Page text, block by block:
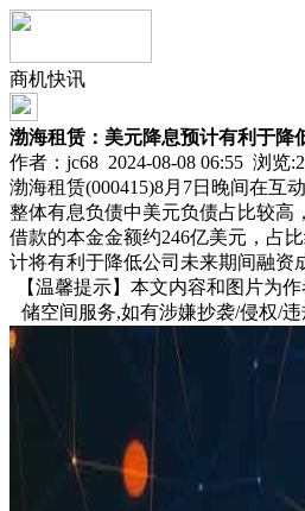
商机快讯
渤海租赁：美元降息预计有利于降
作者：jc68 2024-08-08 06:55 浏览:
渤海租赁(000415)8月7日晚间在互
整体有息负债中美元负债占比较高
借款的本金金额约246亿美元，占
计将有利于降低公司未来期间融资
【温馨提示】本文内容和图片为
储空间服务,如有涉嫌抄袭/侵权/